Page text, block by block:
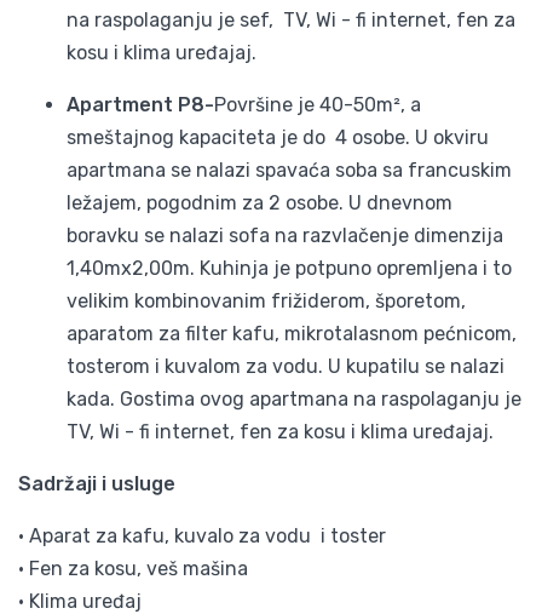
na raspolaganju je sef, TV, Wi - fi internet, fen za
kosu i klima uređajaj.
Apartment P8-Površine je 40-50m², a
smeštajnog kapaciteta je do 4 osobe. U okviru
apartmana se nalazi spavaća soba sa francuskim
ležajem, pogodnim za 2 osobe. U dnevnom
boravku se nalazi sofa na razvlačenje dimenzija
1,40mx2,00m. Kuhinja je potpuno opremljena i to
velikim kombinovanim frižiderom, šporetom,
aparatom za filter kafu, mikrotalasnom pećnicom,
tosterom i kuvalom za vodu. U kupatilu se nalazi
kada. Gostima ovog apartmana na raspolaganju je
TV, Wi - fi internet, fen za kosu i klima uređajaj.
Sadržaji i usluge
• Aparat za kafu, kuvalo za vodu i toster
• Fen za kosu, veš mašina
• Klima uređaj